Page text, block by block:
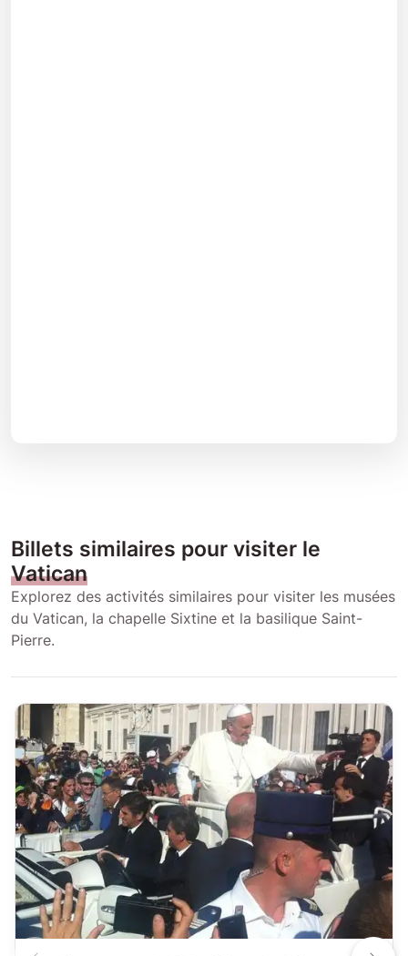
Billets similaires pour visiter le
Vatican
Explorez des activités similaires pour visiter les musées
du Vatican, la chapelle Sixtine et la basilique Saint-
Pierre.